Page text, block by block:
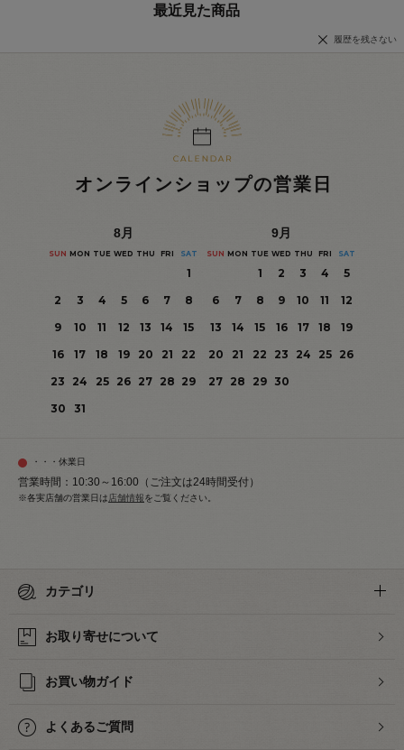
最近見た商品
履歴を残さない
オンラインショップの営業日
8月
SUN MON TUE WED THU FRI SAT
1
2
3 4 5 6 7
8
9
10 11 12 13 14
15
16
17 18 19 20 21
22
23
24 25 26 27 28 29
30
31
9月
SUN MON TUE WED THU FRI SAT
1 2 3 4
5
6
7 8 9 10 11
12
13
14 15 16 17 18
19
20
21 22 23 24 25
26
27 28 29 30
・・・休業日
営業時間：10:30～16:00（ご注文は24時間受付）
※各実店舗の営業日は店舗情報をご覧ください。
カテゴリ
お取り寄せについて
お買い物ガイド
よくあるご質問